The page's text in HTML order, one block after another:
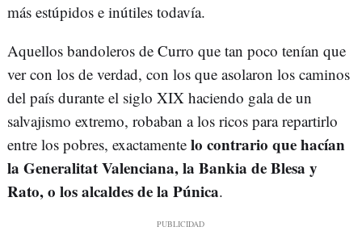
más estúpidos e inútiles todavía.
Aquellos bandoleros de Curro que tan poco tenían que
ver con los de verdad, con los que asolaron los caminos
del país durante el siglo XIX haciendo gala de un
salvajismo extremo, robaban a los ricos para repartirlo
entre los pobres, exactamente lo contrario que hacían
la Generalitat Valenciana, la Bankia de Blesa y
Rato, o los alcaldes de la Púnica.